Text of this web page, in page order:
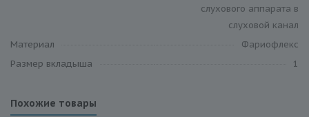
слухового аппарата в
слуховой канал
Материал
Фариофлекс
Размер вкладыша
1
Похожие товары